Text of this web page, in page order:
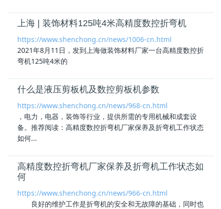
上海 | 装饰材料125吨4米高精度数控折弯机
https://www.shenchong.cn/news/1006-cn.html
2021年8月11日，发到上海做装饰材料厂家一台高精度数控折
弯机125吨4米的
什么是液压剪板机及数控剪板机参数
https://www.shenchong.cn/news/968-cn.html
，电力，电器，装饰等行业，提供所需的专用机械和成套设
备。推荐阅读： 高精度数控折弯机厂家保养及折弯机工作状态
如何...
高精度数控折弯机厂家保养及折弯机工作状态如
何
https://www.shenchong.cn/news/966-cn.html
良好的维护工作是折弯机的安全和无故障的基础，同时也